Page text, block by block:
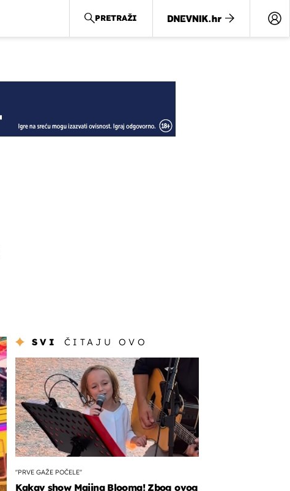
PRETRAŽI
SVI ČITAJU OVO
"PRVE GAŽE POČELE"
Kakav show Majina Blooma! Zbog ovog